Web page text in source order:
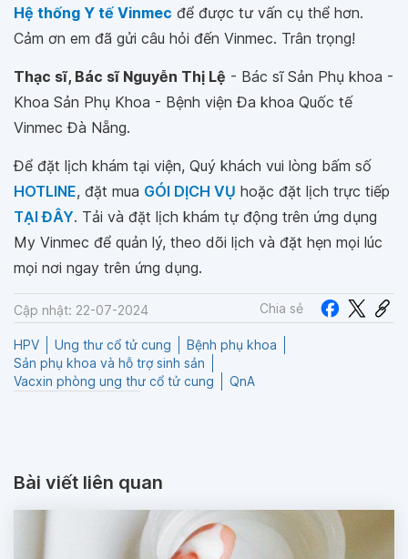
Hệ thống Y tế Vinmec để được tư vấn cụ thể hơn.
Cảm ơn em đã gửi câu hỏi đến Vinmec. Trân trọng!
Thạc sĩ, Bác sĩ Nguyễn Thị Lệ - Bác sĩ Sản Phụ khoa -
Khoa Sản Phụ Khoa - Bệnh viện Đa khoa Quốc tế
Vinmec Đà Nẵng.
Để đặt lịch khám tại viện, Quý khách vui lòng bấm số
HOTLINE, đặt mua GÓI DỊCH VỤ hoặc đặt lịch trực tiếp
TẠI ĐÂY. Tải và đặt lịch khám tự động trên ứng dụng
My Vinmec để quản lý, theo dõi lịch và đặt hẹn mọi lúc
mọi nơi ngay trên ứng dụng.
Cập nhật: 22-07-2024 Chia sẻ
HPV Ung thư cổ tử cung
Bệnh phụ khoa
Sản phụ khoa và hỗ trợ sinh sản
Vacxin phòng ung thư cổ tử cung
QnA
Bài viết liên quan